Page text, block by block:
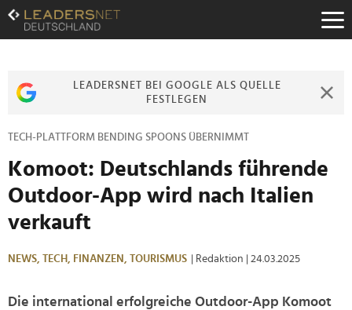
Zum
Inhalt
Zur
Zur
LEADERSNET BEI GOOGLE ALS QUELLE
FESTLEGEN
TECH-PLATTFORM BENDING SPOONS ÜBERNIMMT
Komoot: Deutschlands führende
Outdoor-App wird nach Italien
verkauft
NEWS, TECH, FINANZEN, TOURISMUS | Redaktion | 24.03.2025
Die international erfolgreiche Outdoor-App Komoot